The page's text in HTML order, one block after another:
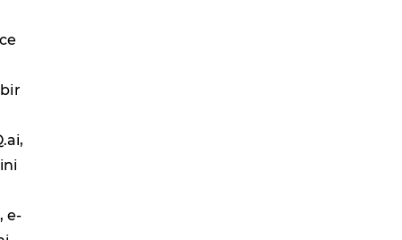
e-